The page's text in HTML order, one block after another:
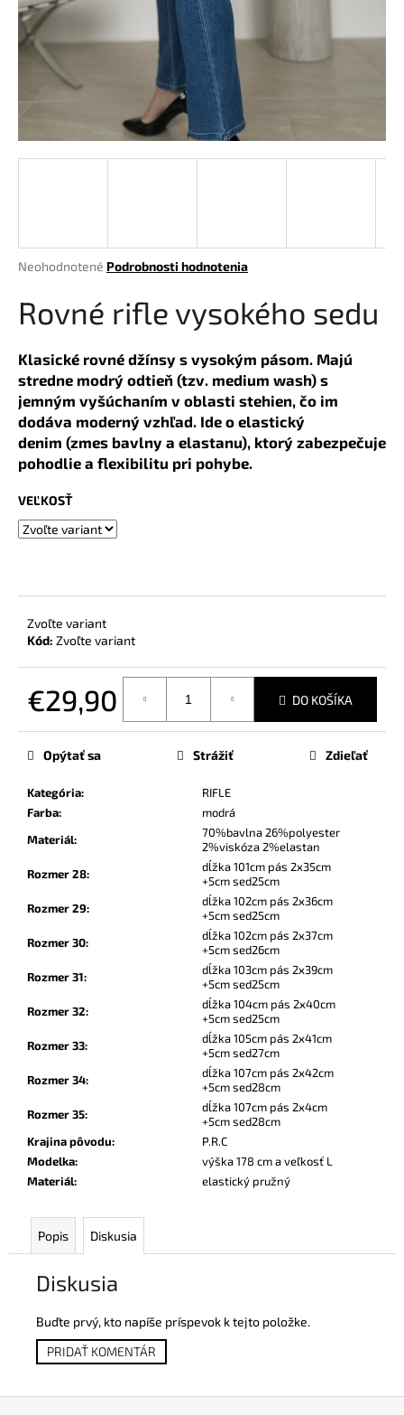
Priemerné
produktu
je
z
5
hviezdičiek.
Neohodnotené Podrobnosti hodnotenia
Rovné rifle vysokého sedu
Klasické rovné džínsy s vysokým pásom. Majú
stredne modrý odtieň (tzv. medium wash) s
jemným vyšúchaním v oblasti stehien, čo im
dodáva moderný vzhľad. Ide o elastický
denim (zmes bavlny a elastanu), ktorý zabezpečuje
pohodlie a flexibilitu pri pohybe.
VEĽKOSŤ
Zvoľte variant
Kód: Zvoľte variant
€29,90 DO KOŠÍKA
Kategória:
RIFLE
Farba:
modrá
Materiál:
70%bavlna 26%polyester
2%viskóza 2%elastan
Rozmer 28:
dĺžka 101cm pás 2x35cm
+5cm sed25cm
Rozmer 29:
dĺžka 102cm pás 2x36cm
+5cm sed25cm
Rozmer 30:
dĺžka 102cm pás 2x37cm
+5cm sed26cm
Rozmer 31:
dĺžka 103cm pás 2x39cm
+5cm sed25cm
Rozmer 32:
dĺžka 104cm pás 2x40cm
+5cm sed25cm
Rozmer 33:
dĺžka 105cm pás 2x41cm
+5cm sed27cm
Rozmer 34:
dĺžka 107cm pás 2x42cm
+5cm sed28cm
Rozmer 35:
dĺžka 107cm pás 2x4cm
+5cm sed28cm
Krajina pôvodu:
P.R.C
Modelka:
výška 178 cm a veľkosť L
Materiál: elastický pružný
Opýtať sa Strážiť Zdieľať
Popis Diskusia
Diskusia
Buďte prvý, kto napíše príspevok k tejto položke.
PRIDAŤ KOMENTÁR
á
j
d
p
o
r
ú
č
a
m
e